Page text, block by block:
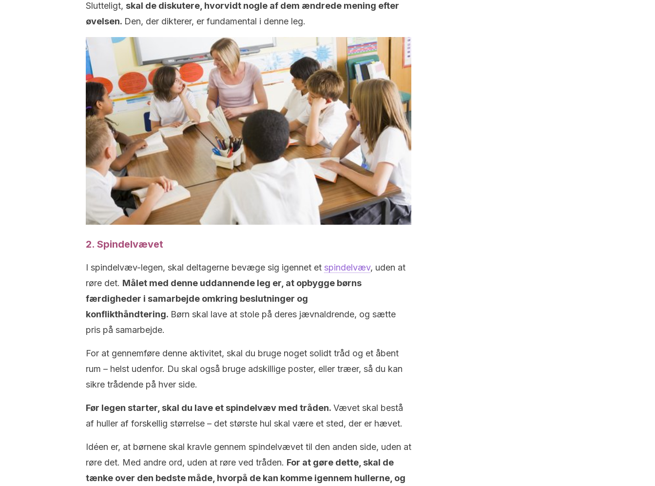
Slutteligt, skal de diskutere, hvorvidt nogle af dem ændrede mening efter
øvelsen. Den, der dikterer, er fundamental i denne leg.
2. Spindelvævet
I spindelvæv-legen, skal deltagerne bevæge sig igennet et spindelvæv, uden at
røre det. Målet med denne uddannende leg er, at opbygge børns
færdigheder i samarbejde omkring beslutninger og
konflikthåndtering. Børn skal lave at stole på deres jævnaldrende, og sætte
pris på samarbejde.
For at gennemføre denne aktivitet, skal du bruge noget solidt tråd og et åbent
rum – helst udenfor. Du skal også bruge adskillige poster, eller træer, så du kan
sikre trådende på hver side.
Før legen starter, skal du lave et spindelvæv med tråden. Vævet skal bestå
af huller af forskellig størrelse – det største hul skal være et sted, der er hævet.
Idéen er, at børnene skal kravle gennem spindelvævet til den anden side, uden at
røre det. Med andre ord, uden at røre ved tråden. For at gøre dette, skal de
tænke over den bedste måde, hvorpå de kan komme igennem hullerne, og